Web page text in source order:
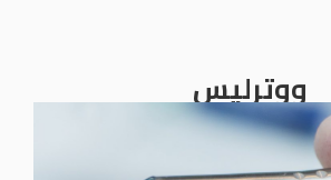
ووترليس